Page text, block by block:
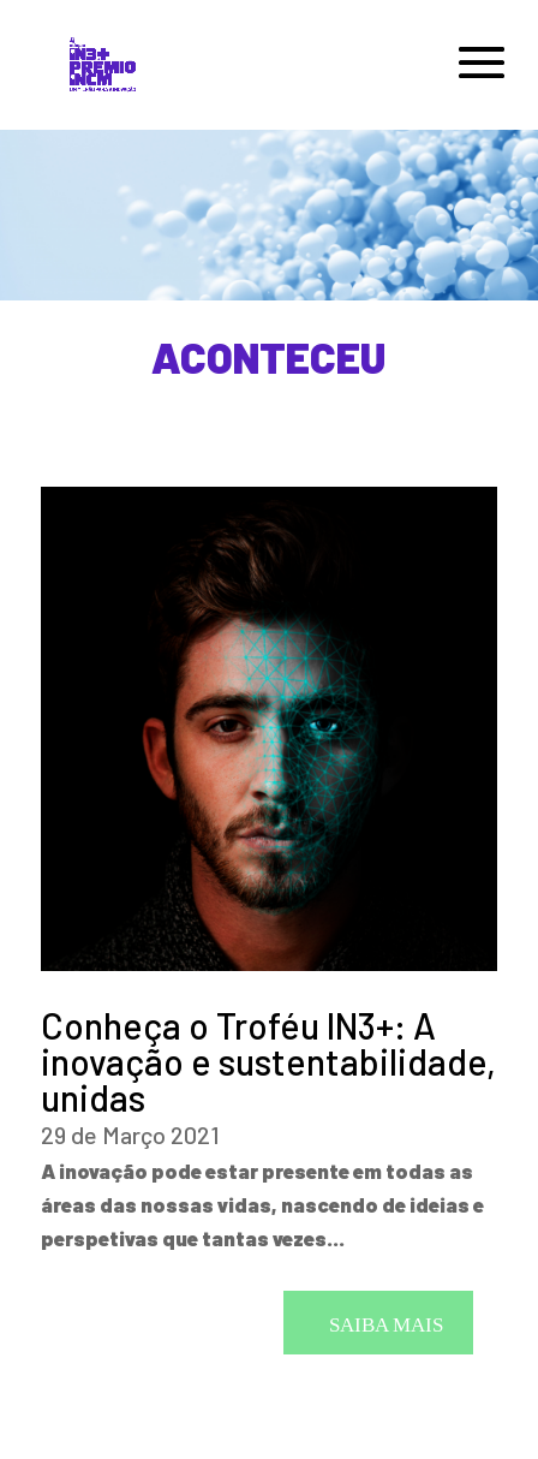
ACONTECEU
Conheça o Troféu IN3+: A
inovação e sustentabilidade,
unidas
29 de Março 2021
A inovação pode estar presente em todas as
áreas das nossas vidas, nascendo de ideias e
perspetivas que tantas vezes…
SAIBA MAIS